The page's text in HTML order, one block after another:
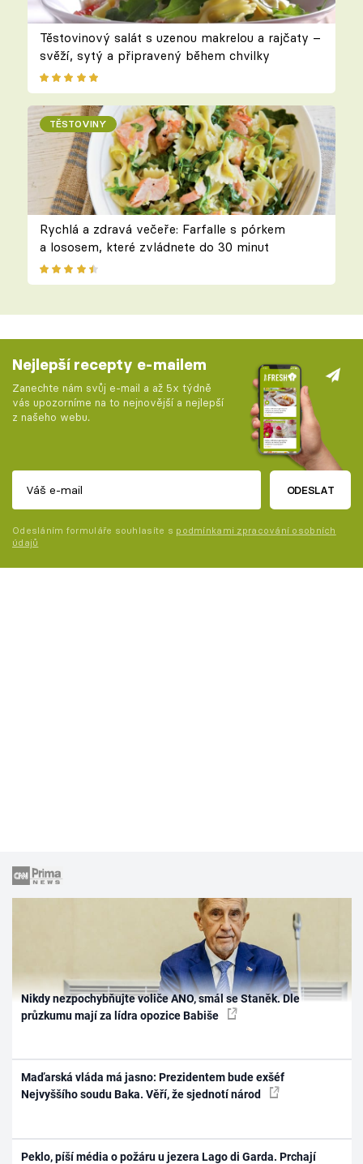
Těstovinový salát s uzenou makrelou a rajčaty –
svěží, sytý a připravený během chvilky
TĚSTOVINY
Rychlá a zdravá večeře: Farfalle s pórkem
a lososem, které zvládnete do 30 minut
Nejlepší recepty e-mailem
Zanechte nám svůj e-mail a až 5x týdně
vás upozorníme na to nejnovější a nejlepší
z našeho webu.
ODESLAT
Odesláním formuláře souhlasíte s podmínkami zpracování osobních
údajů
Nikdy nezpochybňujte voliče ANO, smál se Staněk. Dle
průzkumu mají za lídra opozice Babiše
Maďarská vláda má jasno: Prezidentem bude exšéf
Nejvyššího soudu Baka. Věří, že sjednotí národ
Peklo, píší média o požáru u jezera Lago di Garda. Prchají